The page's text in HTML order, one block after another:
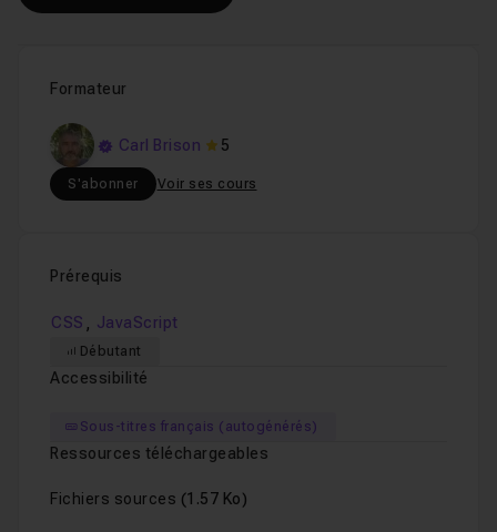
Formateur
Carl Brison 5
S'abonner Voir ses cours
Prérequis
CSS , JavaScript
Débutant
Accessibilité
Sous-titres français (autogénérés)
Ressources téléchargeables
Fichiers sources (1.57 Ko)